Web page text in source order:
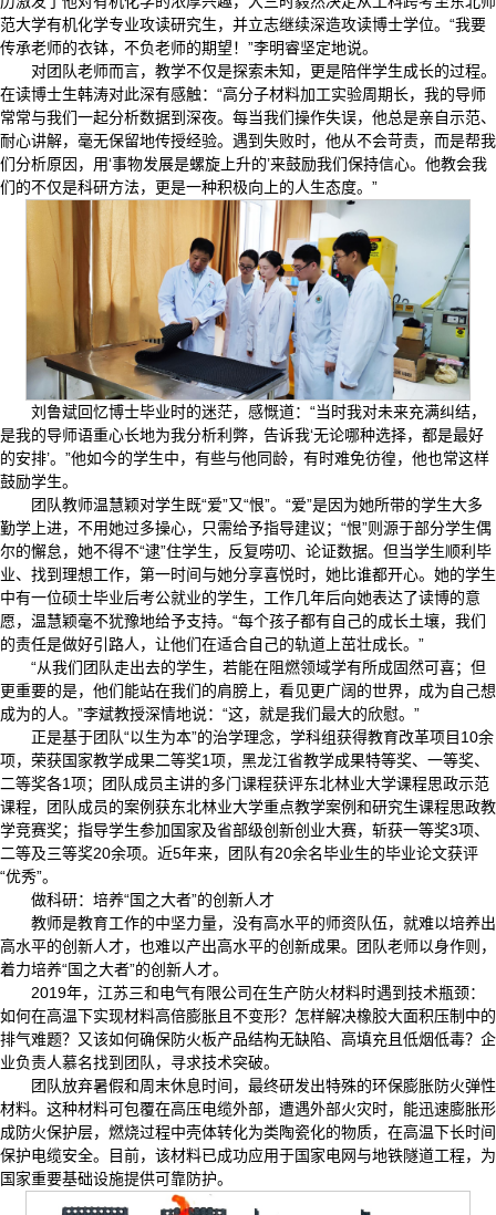
范大学有机化学专业攻读研究生，并立志继续深造攻读博士学位。“我要
传承老师的衣钵，不负老师的期望！”李明睿坚定地说。
对团队老师而言，教学不仅是探索未知，更是陪伴学生成长的过程。
在读博士生韩涛对此深有感触：“高分子材料加工实验周期长，我的导师
常常与我们一起分析数据到深夜。每当我们操作失误，他总是亲自示范、
耐心讲解，毫无保留地传授经验。遇到失败时，他从不会苛责，而是帮我
们分析原因，用‘事物发展是螺旋上升的’来鼓励我们保持信心。他教会我
们的不仅是科研方法，更是一种积极向上的人生态度。”
刘鲁斌回忆博士毕业时的迷茫，感慨道：“当时我对未来充满纠结，
是我的导师语重心长地为我分析利弊，告诉我‘无论哪种选择，都是最好
的安排’。”他如今的学生中，有些与他同龄，有时难免彷徨，他也常这样
鼓励学生。
团队教师温慧颖对学生既“爱”又“恨”。“爱”是因为她所带的学生大多
勤学上进，不用她过多操心，只需给予指导建议；“恨”则源于部分学生偶
尔的懈怠，她不得不“逮”住学生，反复唠叨、论证数据。但当学生顺利毕
业、找到理想工作，第一时间与她分享喜悦时，她比谁都开心。她的学生
中有一位硕士毕业后考公就业的学生，工作几年后向她表达了读博的意
愿，温慧颖毫不犹豫地给予支持。“每个孩子都有自己的成长土壤，我们
的责任是做好引路人，让他们在适合自己的轨道上茁壮成长。”
“从我们团队走出去的学生，若能在阻燃领域学有所成固然可喜；但
更重要的是，他们能站在我们的肩膀上，看见更广阔的世界，成为自己想
成为的人。”李斌教授深情地说：“这，就是我们最大的欣慰。”
正是基于团队“以生为本”的治学理念，学科组获得教育改革项目10余
项，荣获国家教学成果二等奖1项，黑龙江省教学成果特等奖、一等奖、
二等奖各1项；团队成员主讲的多门课程获评东北林业大学课程思政示范
课程，团队成员的案例获东北林业大学重点教学案例和研究生课程思政教
学竞赛奖；指导学生参加国家及省部级创新创业大赛，斩获一等奖3项、
二等及三等奖20余项。近5年来，团队有20余名毕业生的毕业论文获评
“优秀”。
做科研：培养“国之大者”的创新人才
教师是教育工作的中坚力量，没有高水平的师资队伍，就难以培养出
高水平的创新人才，也难以产出高水平的创新成果。团队老师以身作则，
着力培养“国之大者”的创新人才。
2019年，江苏三和电气有限公司在生产防火材料时遇到技术瓶颈：
如何在高温下实现材料高倍膨胀且不变形？怎样解决橡胶大面积压制中的
排气难题？又该如何确保防火板产品结构无缺陷、高填充且低烟低毒？企
业负责人慕名找到团队，寻求技术突破。
团队放弃暑假和周末休息时间，最终研发出特殊的环保膨胀防火弹性
材料。这种材料可包覆在高压电缆外部，遭遇外部火灾时，能迅速膨胀形
成防火保护层，燃烧过程中壳体转化为类陶瓷化的物质，在高温下长时间
保护电缆安全。目前，该材料已成功应用于国家电网与地铁隧道工程，为
国家重要基础设施提供可靠防护。